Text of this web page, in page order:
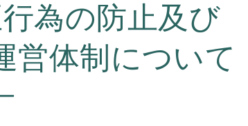
為の防止及び
営体制について